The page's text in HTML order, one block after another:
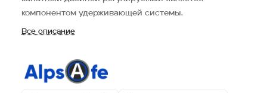
компонентом удерживающей системы.
Все описание